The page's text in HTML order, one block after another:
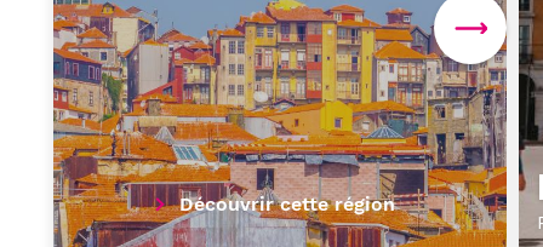
Découvrir cette région